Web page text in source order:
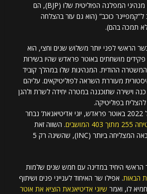
שהתעמת לפעמים עם מנהיגי המפלגה הפוליטית שלו (BJP), הם
ל”קמפיינר כוכב” (הוא גם עזר בהצלחה
תמכה בהם).
הראשי לפני יותר משלוש שנים וחצי, הוא
נקט בפעולה נגד 775 פקידים מושחתים באוטר פראדש שהיו בשירות
ההודית. המנהיגות שלו במהלך קוביד
מעוררת השראה לפוליטיקאים. עליהם
וישירה שתוכננה במטרה יחידה לשרת ולהגן
בפוליטיקה.
בבחירות המוקדמות של 2022 באוטר פראדש, יוגי אדיטיאנאת’ נבחר
. השווה זאת
למפלגת האופוזיציה הבאה המצליחה ביותר (INC), שהשיגה רק 5
הראשי היחיד במדינה עם חמש שנים שלמות
הבאות. אפילו שר האיחוד לענייני פנים ושיתוף
לו, ואמר שיוגי אדיטיאנאת הוציא את אוטר